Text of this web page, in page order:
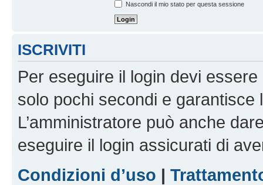
Nascondi il mio stato per questa sessione
ISCRIVITI
Per eseguire il login devi
solo pochi secondi e garantisce
L’amministratore può anche
eseguire il login assicurati di
Condizioni d’uso |